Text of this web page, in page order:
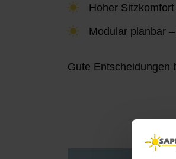
Hoher
Modular planbar
Gute Entscheidungen